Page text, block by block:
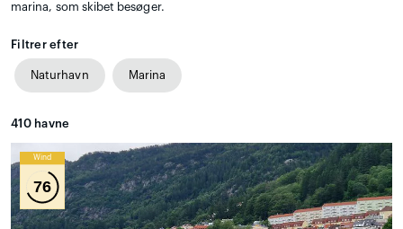
marina, som skibet besøger.
Filtrer efter
Naturhavn Marina
410havne
Wind
76